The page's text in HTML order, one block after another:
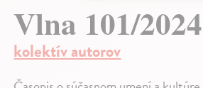
Vlna 101/2024
kolektív autorov